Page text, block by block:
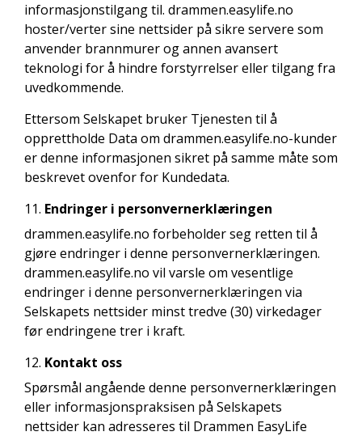
informasjonstilgang til. drammen.easylife.no
hoster/verter sine nettsider på sikre servere som
anvender brannmurer og annen avansert
teknologi for å hindre forstyrrelser eller tilgang fra
uvedkommende.
Ettersom Selskapet bruker Tjenesten til å
opprettholde Data om drammen.easylife.no-kunder
er denne informasjonen sikret på samme måte som
beskrevet ovenfor for Kundedata.
Endringer i personvernerklæringen
drammen.easylife.no forbeholder seg retten til å
gjøre endringer i denne personvernerklæringen.
drammen.easylife.no vil varsle om vesentlige
endringer i denne personvernerklæringen via
Selskapets nettsider minst tredve (30) virkedager
før endringene trer i kraft.
Kontakt oss
Spørsmål angående denne personvernerklæringen
eller informasjonspraksisen på Selskapets
nettsider kan adresseres til Drammen EasyLife